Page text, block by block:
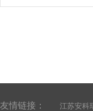
友情链接： 江苏安科